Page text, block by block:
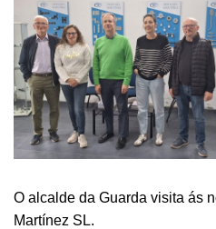
VISITA
“O
CARREIRO
WINE
&
TAPAS”,
NOVO
LOCAL
SITUADO
O alcalde da Guarda visita ás
Martínez SL.